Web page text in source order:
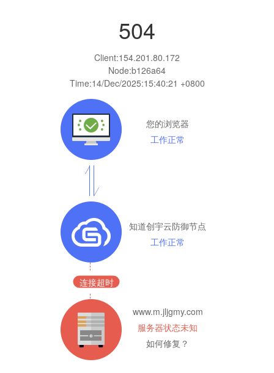
504
Client:154.201.80.172
Node:b126a64
Time:14/Dec/2025:15:40:21 +0800
您的浏览器
工作正常
知道创宇云防御节点
工作正常
连接超时
www.m.jljgmy.com
服务器状态未知
如何修复？